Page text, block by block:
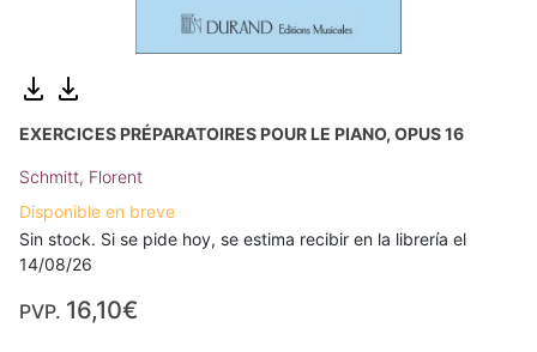
EXERCICES PRÉPARATOIRES POUR LE PIANO, OPUS 16
Schmitt, Florent
Disponible en breve
Sin stock. Si se pide hoy, se estima recibir en la librería el
14/08/26
PVP. 16,10€